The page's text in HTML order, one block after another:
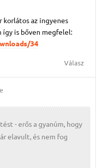
korlátos az ingyenes
így is bőven megfelel:
34
Válasz
- erős a gyanúm, hogy
elavult, és nem fog